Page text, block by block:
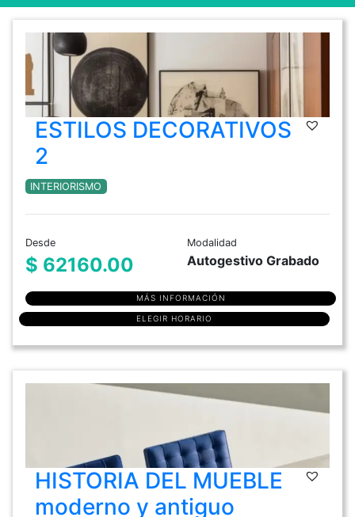
ESTILOS DECORATIVOS
2
INTERIORISMO
Desde
$ 62160.00
Modalidad
Autogestivo Grabado
MÁS INFORMACIÓN
ELEGIR HORARIO
HISTORIA DEL MUEBLE
moderno y antiguo